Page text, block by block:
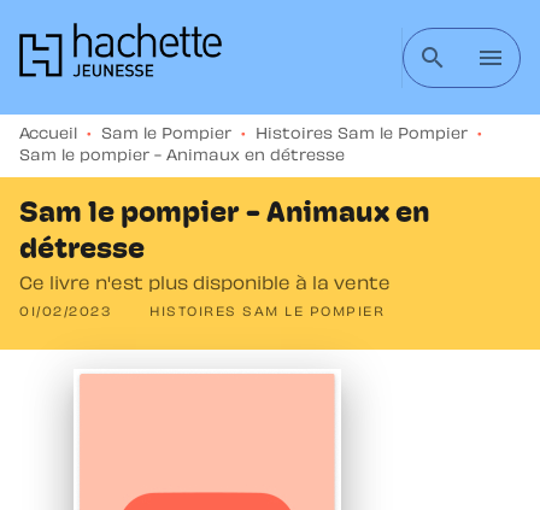
MENU RECHERCHE CONTENU
search menu
Accueil • Sam le Pompier • Histoires Sam le Pompier
•
Sam le pompier - Animaux en détresse
Sam le pompier - Animaux en
détresse
Ce livre n'est plus disponible à la vente
01/02/2023 HISTOIRES SAM LE POMPIER